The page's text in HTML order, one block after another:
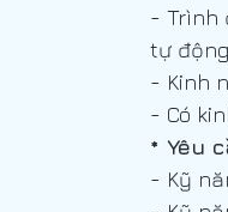
- Trình
tự động
- Kinh
- Có
* Yêu
- Kỹ